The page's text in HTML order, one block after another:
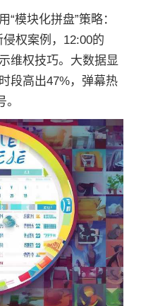
模块化拼盘”策略：
权案例，12:00的
维权技巧。大数据显
段高出47%，弹幕热